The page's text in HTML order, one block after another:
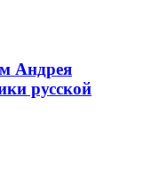
Андрея
русской